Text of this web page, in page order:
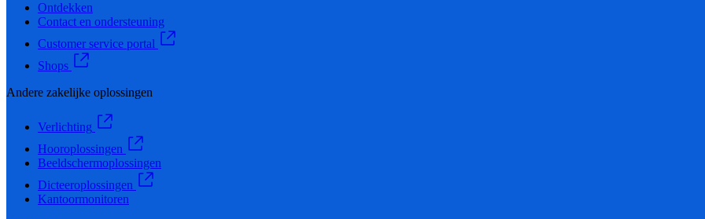
Ontdekken
Contact en ondersteuning
Customer service portal
Shops
Andere zakelijke oplossingen
Verlichting
Hooroplossingen
Beeldschermoplossingen
Dicteeroplossingen
Kantoormonitoren